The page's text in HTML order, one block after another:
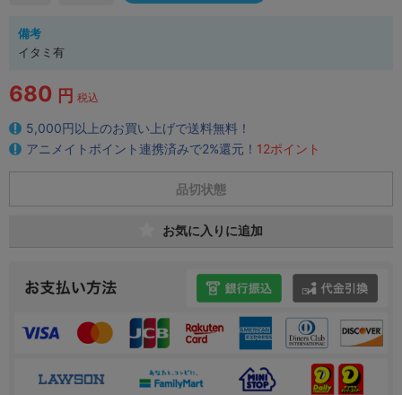
備考
イタミ有
680 円 税込
5,000円以上のお買い上げで送料無料！
アニメイトポイント連携済みで2%還元！ 12ポイント
品切状態
お気に入りに追加